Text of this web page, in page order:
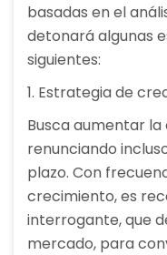
basadas en el
detonará algunas
siguientes:
1. Estrategia de
Busca aumentar
renunciando
plazo. Con
crecimiento, es
interrogante, que
mercado, para